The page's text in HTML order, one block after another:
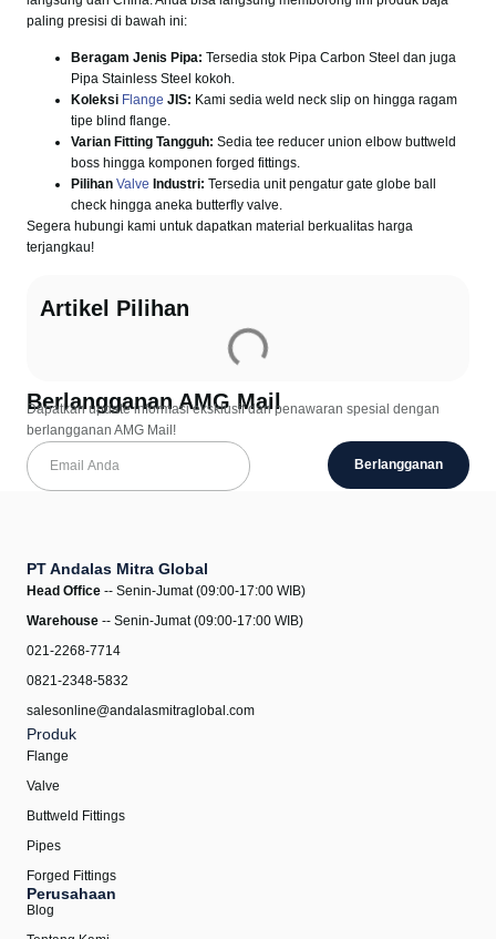
paling presisi di bawah ini:
Beragam Jenis Pipa: Tersedia stok Pipa Carbon Steel dan juga
Pipa Stainless Steel kokoh.
Koleksi Flange JIS: Kami sedia weld neck slip on hingga ragam
tipe blind flange.
Varian Fitting Tangguh: Sedia tee reducer union elbow buttweld
boss hingga komponen forged fittings.
Pilihan Valve Industri: Tersedia unit pengatur gate globe ball
check hingga aneka butterfly valve.
Segera hubungi kami untuk dapatkan material berkualitas harga
terjangkau!
Artikel Pilihan
Berlangganan AMG Mail
Dapatkan update informasi eksklusif dan penawaran spesial dengan
berlangganan AMG Mail!
Berlangganan
PT Andalas Mitra Global
Head Office -- Senin-Jumat (09:00-17:00 WIB)
Warehouse -- Senin-Jumat (09:00-17:00 WIB)
021-2268-7714
0821-2348-5832
salesonline@andalasmitraglobal.com
Produk
Flange
Valve
Buttweld Fittings
Pipes
Forged Fittings
Perusahaan
Blog